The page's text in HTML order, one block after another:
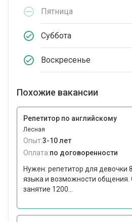
Пятница
Суббота
Воскресенье
Похожие вакансии
Репетитор по английскому
Лесная
Опыт:3-10 лет
Оплата:по договоренности
Нужен: репетитор для девочки
языка и возможности общения.
занятие 1200...